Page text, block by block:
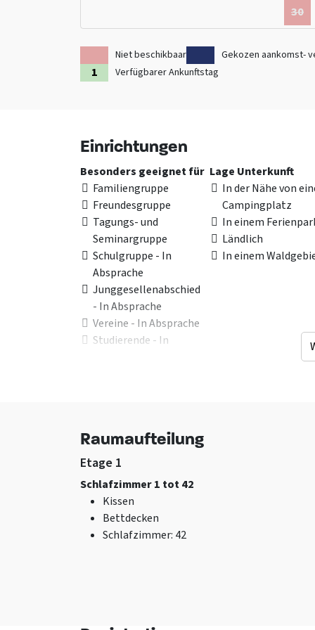
Sie für Ihre Tagesausflüge unter nicht weniger als
Riesenpalette an Landschaftsformen wählen. Wie
Kuinre, Urk und Schokland?
30
Niet beschikbaar Gekozen aankomst-
Verfügbarer Ankunftstag
Einrichtungen
Lage Unterkunft
In der Nähe von
Campingplatz
In einem
Ländlich
In einem
Einrichtung (Innen)
Trockner
m2 Größe Wohnraum
700
Besonders geeignet für
Familiengruppe
Freundesgruppe
Tagungs- und
Seminargruppe
Schulgruppe - In
Absprache
Junggesellenabschied
- In Absprache
Vereine - In Absprache
Studierende - In
Sportgruppe - In
Absprache
Raumaufteilung
Etage 1
Schlafzimmer 1 tot 42
Kissen
Bettdecken
Schlafzimmer: 42